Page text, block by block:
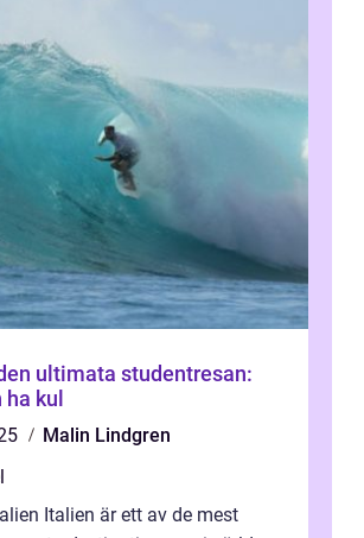
ultimata studentresan:
kul
Malin Lindgren
Italien är ett av de mest